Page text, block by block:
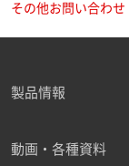
その他お問い合わせ
製品情報
動画・各種資料